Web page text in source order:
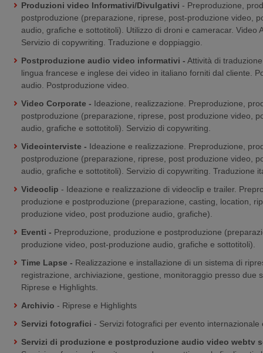
Produzioni video Informativi/Divulgativi - Preproduzione,
postproduzione (preparazione, riprese, post-produzione video,
audio, grafiche e sottotitoli). Utilizzo di droni e cameracar. Video
Servizio di copywriting. Traduzione e doppiaggio.
Postproduzione audio video informativi - Attività di
lingua francese e inglese dei video in italiano forniti dal cliente.
audio. Postproduzione video.
Video Corporate - Ideazione, realizzazione. Preproduzione,
postproduzione (preparazione, riprese, post produzione video,
audio, grafiche e sottotitoli). Servizio di copywriting.
Videointerviste - Ideazione e realizzazione. Preproduzione,
postproduzione (preparazione, riprese, post produzione video,
audio, grafiche e sottotitoli). Servizio di copywriting. Traduzione
Videoclip - Ideazione e realizzazione di videoclip e trailer.
produzione e postproduzione (preparazione, casting, location,
produzione video, post produzione audio, grafiche).
Eventi - Preproduzione, produzione e postproduzione
produzione video, post-produzione audio, grafiche e sottotitoli).
Time Lapse - Realizzazione e installazione di un sistema di
registrazione, archiviazione, gestione, monitoraggio presso due
Riprese e Highlights.
Archivio - Riprese e Highlights
Servizi fotografici - Servizi fotografici per evento internazionale
Servizi di produzione e postproduzione audio video webtv